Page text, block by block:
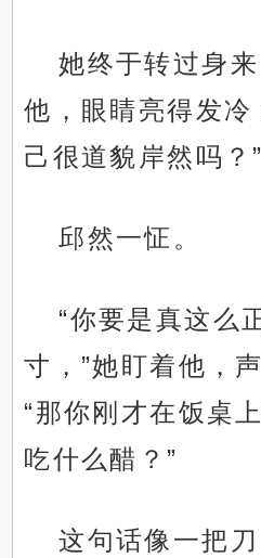
她终于转过身
他，眼睛亮得发冷
己很道貌岸然吗？”
邱然一怔。
“你要是真这么
寸，”她盯着他，
“那你刚才在饭桌
吃什么醋？”
这句话像一把